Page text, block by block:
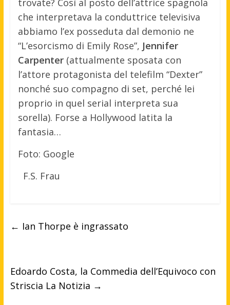
trovate? Così al posto dell’attrice spagnola
che interpretava la conduttrice televisiva
abbiamo l’ex posseduta dal demonio ne
“L’esorcismo di Emily Rose”, Jennifer
Carpenter(attualmente sposata con
l’attore protagonista del telefilm “Dexter”
nonché suo compagno di set, perché lei
proprio in quel serial interpreta sua
sorella). Forse a Hollywood latita la
fantasia…
Foto: Google
F.S. Frau
← Ian Thorpe è ingrassato
Edoardo Costa, la Commedia dell’Equivoco con
Striscia La Notizia →